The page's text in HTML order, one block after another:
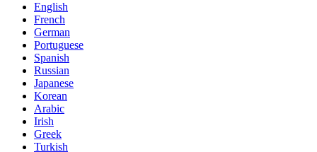
English
French
German
Portuguese
Spanish
Russian
Japanese
Korean
Arabic
Irish
Greek
Turkish